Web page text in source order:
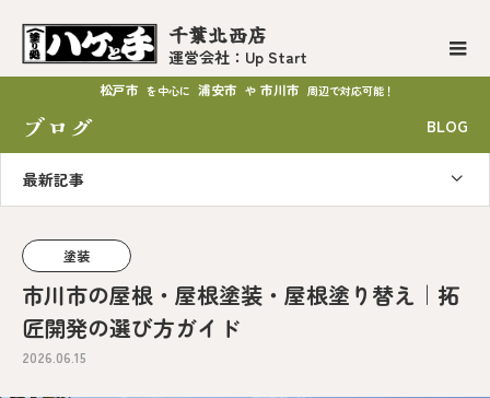
千葉北西店
運営会社：Up Start
松戸市 を中心に 浦安市 や 市川市 周辺で対応可能！
ブログ BLOG
最新記事
塗装
市川市の屋根・屋根塗装・屋根塗り替え｜拓
匠開発の選び方ガイド
2026.06.15